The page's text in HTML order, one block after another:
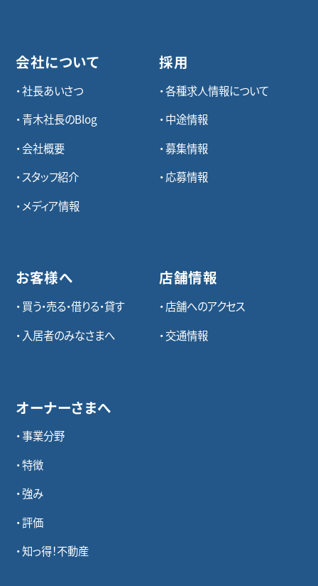
会社について
社長あいさつ
青木社長のBlog
会社概要
スタッフ紹介
メディア情報
お客様へ
買う・売る・借りる・貸す
入居者のみなさまへ
オーナーさまへ
事業分野
特徴
強み
評価
知っ得！不動産
採用
各種求⼈情報について
中途情報
募集情報
応募情報
店舗情報
店舗へのアクセス
交通情報